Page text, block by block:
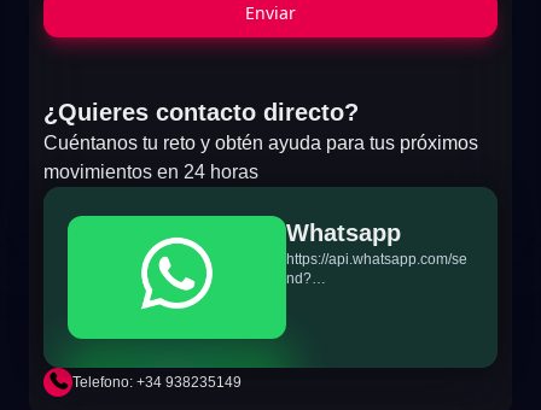
Enviar
¿Quieres contacto directo?
Cuéntanos tu reto y obtén ayuda para tus próximos
movimientos en 24 horas
Whatsapp
https://api.whatsapp.com/se
nd?
Telefono: +34 938235149